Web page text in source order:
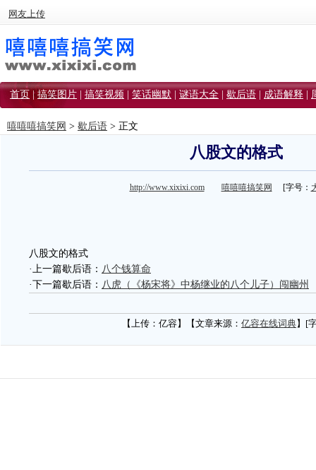
网友上传
首页 | 搞笑图片 搞笑视频 笑话幽默 谜语大全 歇后语 成语解释
嘻嘻嘻搞笑网 > 歇后语 > 正文
八股文的格式
http://www.xixixi.com 嘻嘻嘻搞笑网 [字号：
八股文的格式
·上一篇歇后语： 八个钱算命
·下一篇歇后语： 八虎（《杨宋将》中杨继业的八个儿子）闯幽州
【上传：亿容】【文章来源： 亿容在线词典】[